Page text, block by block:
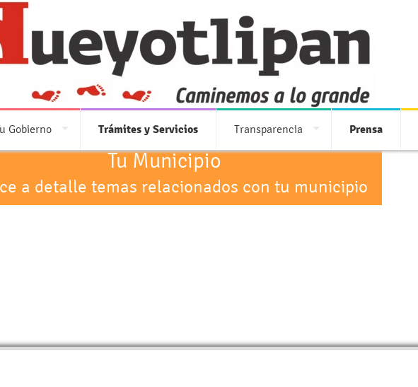
Gobierno Trámites y Servicios Transparencia Prensa
Tu Municipio
a detalle temas relacionados con tu municipio